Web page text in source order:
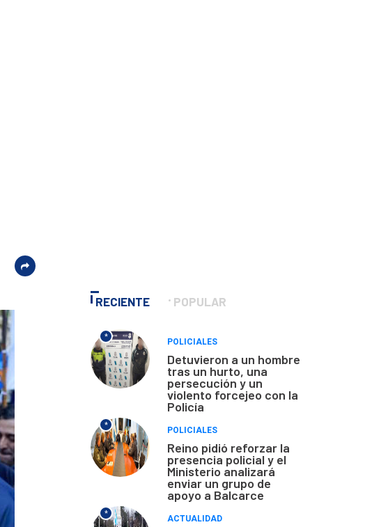
RECIENTE POPULAR
*
POLICIALES
Detuvieron a un hombre
tras un hurto, una
persecución y un
violento forcejeo con la
Policía
*
POLICIALES
Reino pidió reforzar la
presencia policial y el
Ministerio analizará
enviar un grupo de
apoyo a Balcarce
*
ACTUALIDAD